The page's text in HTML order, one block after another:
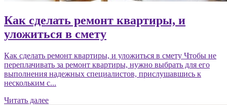
Как сделать ремонт квартиры, и
уложиться в смету
Как сделать ремонт квартиры, и уложиться в смету Чтобы не
переплачивать за ремонт квартиры, нужно выбрать для его
выполнения надежных специалистов, прислушавшись к
нескольким с...
Читать далее